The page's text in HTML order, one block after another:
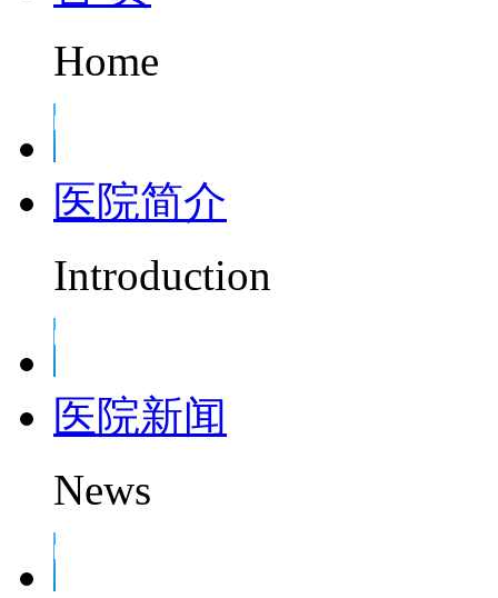
Home
医院简介
Introduction
医院新闻
News